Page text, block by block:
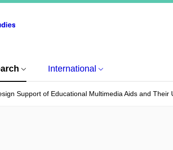
International
Support of Educational Multimedia Aids and Their